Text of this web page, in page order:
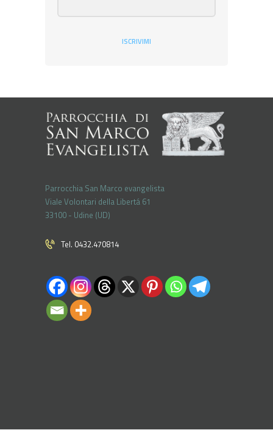
ISCRIVIMI
Parrocchia San Marco evangelista
Viale Volontari della Libertá 61
33100 - Udine (UD)
Tel. 0432.470814